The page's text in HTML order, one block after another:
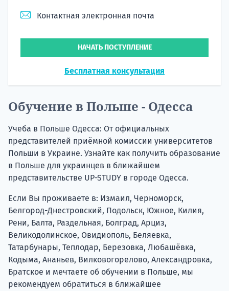
Контактная электронная почта
НАЧАТЬ ПОСТУПЛЕНИЕ
Бесплатная консультация
Обучение в Польше - Одесса
Учеба в Польше Одесса: От официальных
представителей приёмной комиссии университетов
Польши в Украине. Узнайте как получить образование
в Польше для украинцев в ближайшем
представительстве UP-STUDY в городе Одесса.
Если Вы проживаете в: Измаил, Черноморск,
Белгород-Днестровский, Подольск, Южное, Килия,
Рени, Балта, Раздельная, Болград, Арциз,
Великодолинское, Овидиополь, Беляевка,
Татарбунары, Теплодар, Березовка, Любашёвка,
Кодыма, Ананьев, Вилковогорелово, Александровка,
Братское и мечтаете об обучении в Польше, мы
рекомендуем обратиться в ближайшее